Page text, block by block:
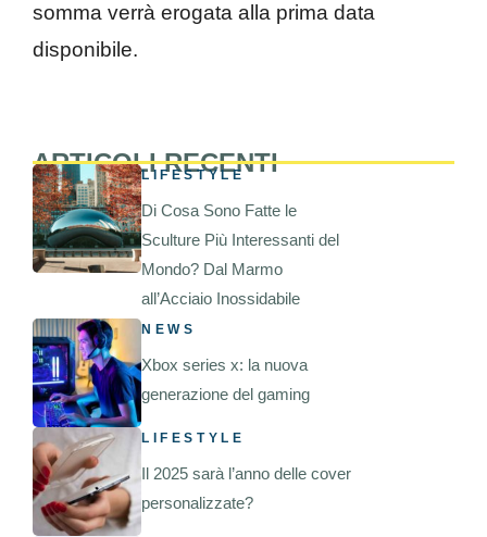
somma verrà erogata alla prima data
disponibile.
ARTICOLI RECENTI
LIFESTYLE
Di Cosa Sono Fatte le
Sculture Più Interessanti del
Mondo? Dal Marmo
all’Acciaio Inossidabile
NEWS
Xbox series x: la nuova
generazione del gaming
LIFESTYLE
Il 2025 sarà l’anno delle cover
personalizzate?